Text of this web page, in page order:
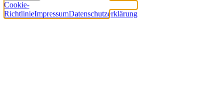
Cookie-
RichtlinieImpressumDatenschutzerklärung